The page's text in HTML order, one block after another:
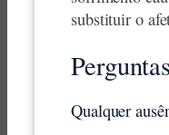
substituir o
Qualquer